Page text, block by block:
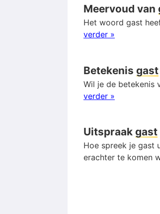
Meervoud van
Het woord gast
verder »
Betekenis gast
Wil je de betekenis
verder »
Uitspraak gast
Hoe spreek je gast
erachter te komen